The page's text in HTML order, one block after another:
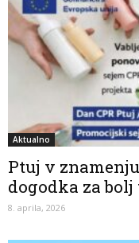
Aktualno
Ptuj v
dogodka za
8. aprila, 2026